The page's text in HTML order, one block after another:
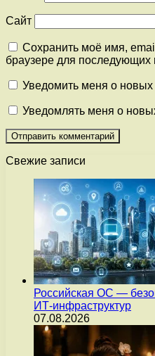
Сайт
Сохранить моё имя,
браузере для последующих
Уведомить меня о
Уведомлять меня о
Свежие записи
Российская ОС —
ИТ-инфраструктур
07.08.2026